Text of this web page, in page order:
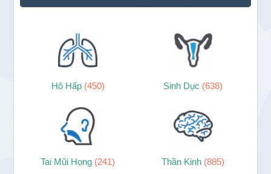
Hô Hấp (450) Sinh Dục (638)
Tai Mũi Họng (241) Thần Kinh (885)